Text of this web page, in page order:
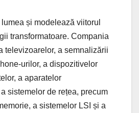
și modelează viitorul
transformatoare. Compania
televizoarelor, a semnalizării
urilor, a dispozitivelor
a aparatelor
sistemelor de rețea, precum
a sistemelor LSI și a